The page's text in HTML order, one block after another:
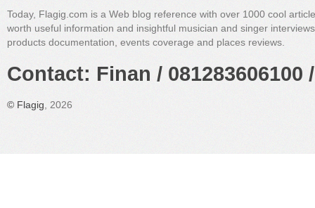
Today, Flagig.com is a Web blog reference with over 1000 cool
worth useful information and insightful musician and singer
products documentation, events coverage and places reviews.
Contact: Finan /
© Flagig , 2026